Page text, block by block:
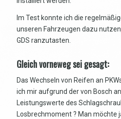
Im Test konnte ich die
unseren Fahrzeugen dazu
GDS ranzutasten.
Gleich vorneweg sei gesagt:
Das Wechseln von Reifen an
ich mir aufgrund der von Bosch
Leistungswerte des
Losbrechmoment ? Man möchte